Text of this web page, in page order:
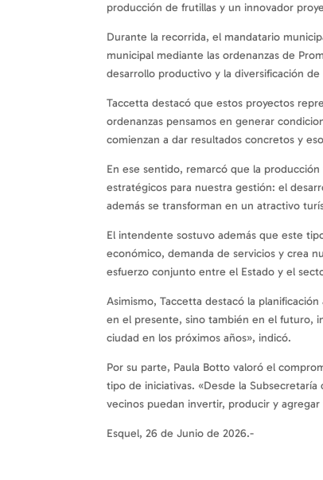
producción de frutillas y un innovador
Durante la recorrida, el mandatario
municipal mediante las ordenanzas de
desarrollo productivo y la diversificación
Taccetta destacó que estos proyectos
ordenanzas pensamos en generar
comienzan a dar resultados concretos y
En ese sentido, remarcó que la
estratégicos para nuestra gestión: el
además se transforman en un atractivo
El intendente sostuvo además que este
económico, demanda de servicios y crea
esfuerzo conjunto entre el Estado y el
Asimismo, Taccetta destacó la
en el presente, sino también en el futuro,
ciudad en los próximos años», indicó.
Por su parte, Paula Botto valoró el
tipo de iniciativas. «Desde la
vecinos puedan invertir, producir y
Esquel, 26 de Junio de 2026.-